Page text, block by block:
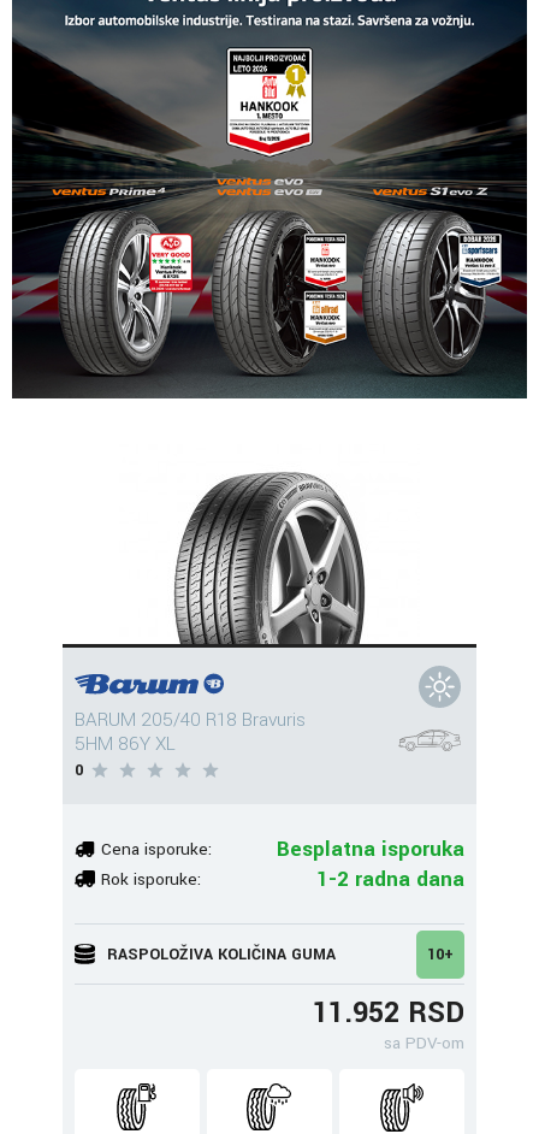
BARUM 205/40 R18 Bravuris
5HM 86Y XL
0
Cena isporuke: Besplatna isporuka
Rok isporuke: 1-2 radna dana
RASPOLOŽIVA KOLIČINA GUMA 10+
11.952 RSD
sa PDV-om